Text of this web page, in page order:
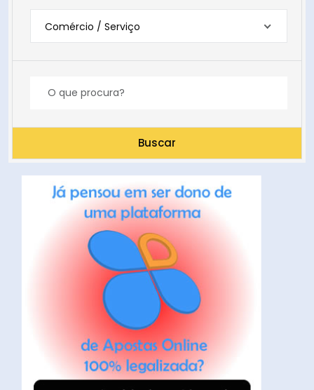
Comércio / Serviço
Buscar